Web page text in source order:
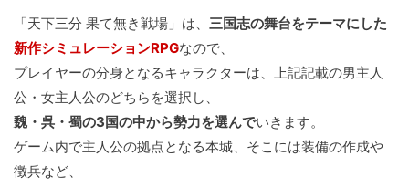
「天下三分 果て無き戦場」は、 三国志の舞台をテーマにした
新作シミュレーションRPGなので、
プレイヤーの分身となるキャラクターは、上記記載の男主人
公・女主人公のどちらを選択し、
魏・呉・蜀の3国の中から勢力を選んでいきます。
ゲーム内で主人公の拠点となる本城、そこには装備の作成や
徴兵など、